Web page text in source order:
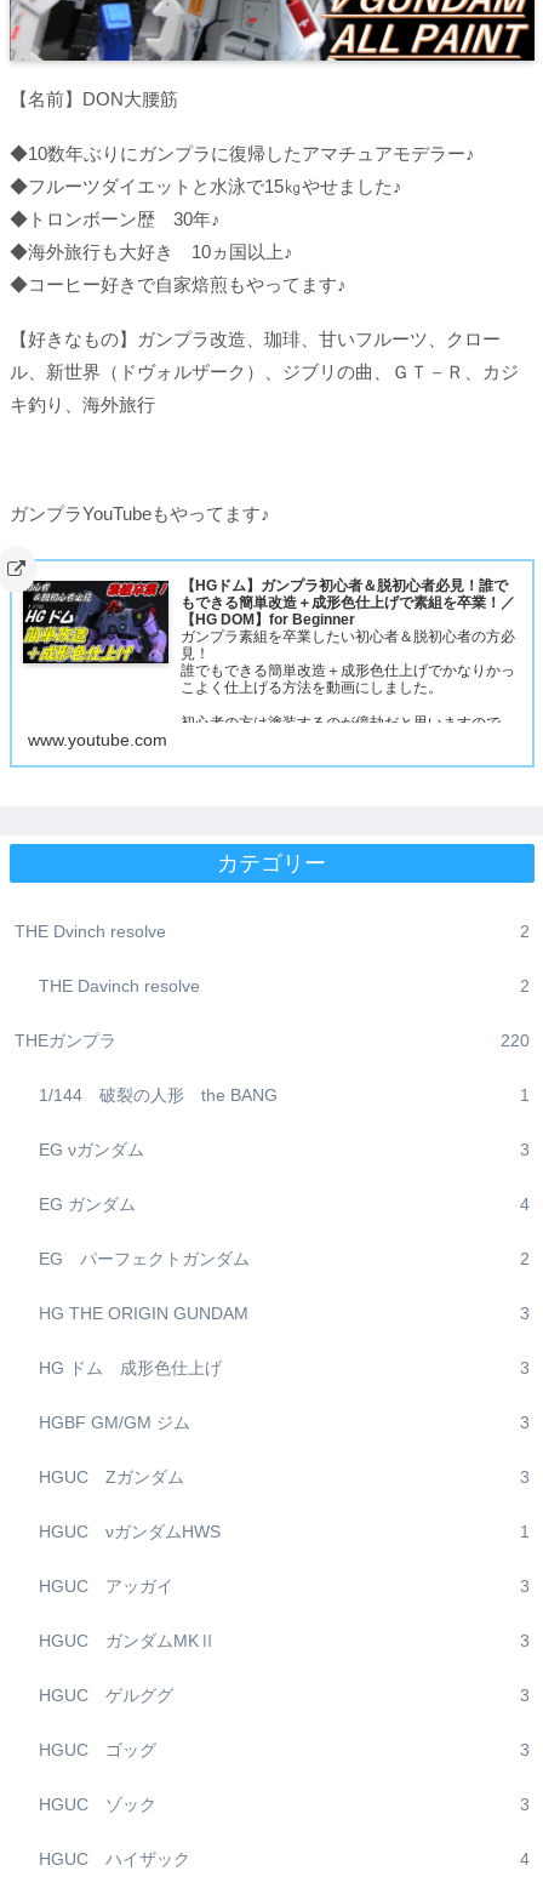
【名前】DON大腰筋
◆10数年ぶりにガンプラに復帰したアマチュアモデラー♪
◆フルーツダイエットと水泳で15㎏やせました♪
◆トロンボーン歴 30年♪
◆海外旅行も大好き 10ヵ国以上♪
◆コーヒー好きで自家焙煎もやってます♪
【好きなもの】ガンプラ改造、珈琲、甘いフルーツ、クロー
ル、新世界（ドヴォルザーク）、ジブリの曲、ＧＴ－Ｒ、カジ
キ釣り、海外旅行
ガンプラYouTubeもやってます♪
【HGドム】ガンプラ初心者＆脱初心者必見！誰で
もできる簡単改造＋成形色仕上げで素組を卒業！／
【HG DOM】for Beginner
ガンプラ素組を卒業したい初心者＆脱初心者の方必
見！
誰でもできる簡単改造＋成形色仕上げでかなりかっ
こよく仕上げる方法を動画にしました。
初心者の方は塗装するのが億劫だと思いますので、
つや消しをスプレーで吹いてください。これが一番
www.youtube.com
カテゴリー
THE Dvinch resolve 2
THE Davinch resolve 2
THEガンプラ 220
1/144 破裂の人形 the BANG 1
EG νガンダム 3
EG ガンダム 4
EG パーフェクトガンダム 2
HG THE ORIGIN GUNDAM 3
HG ドム 成形色仕上げ 3
HGBF GM/GM ジム 3
HGUC Zガンダム 3
HGUC νガンダムHWS 1
HGUC アッガイ 3
HGUC ガンダムMKⅡ 3
HGUC ゲルググ 3
HGUC ゴッグ 3
HGUC ゾック 3
HGUC ハイザック 4